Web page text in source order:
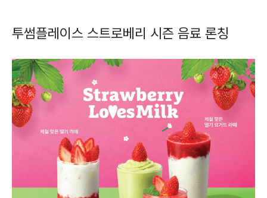
투썸플레이스 스트로베리 시즌 음료 론칭